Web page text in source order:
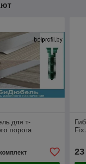
для т-
порога
23